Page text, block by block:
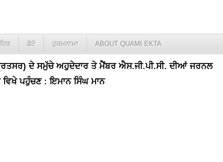
ਫੋਟੋ ਹੁਕਮਨਾਮਾ ABOUT QUAMI EKTA
ਦੇ ਸਮੁੱਚੇ ਅਹੁਦੇਦਾਰ ਤੇ ਮੈਂਬਰ ਐਸ.ਜੀ.ਪੀ.ਸੀ. ਦੀਆਂ ਜਰਨਲ
ਵਿਖੇ ਪਹੁੰਚਣ : ਇਮਾਨ ਸਿੰਘ ਮਾਨ